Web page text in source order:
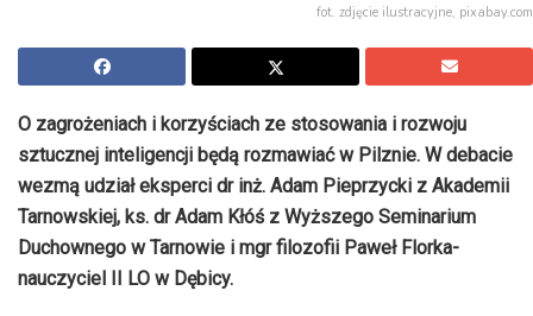
fot. zdjęcie ilustracyjne, pixabay.com
O zagrożeniach i korzyściach ze stosowania i rozwoju
sztucznej inteligencji będą rozmawiać w Pilznie. W debacie
wezmą udział eksperci dr inż. Adam Pieprzycki z Akademii
Tarnowskiej, ks. dr Adam Kłóś z Wyższego Seminarium
Duchownego w Tarnowie i mgr filozofii Paweł Florka-
nauczyciel II LO w Dębicy.